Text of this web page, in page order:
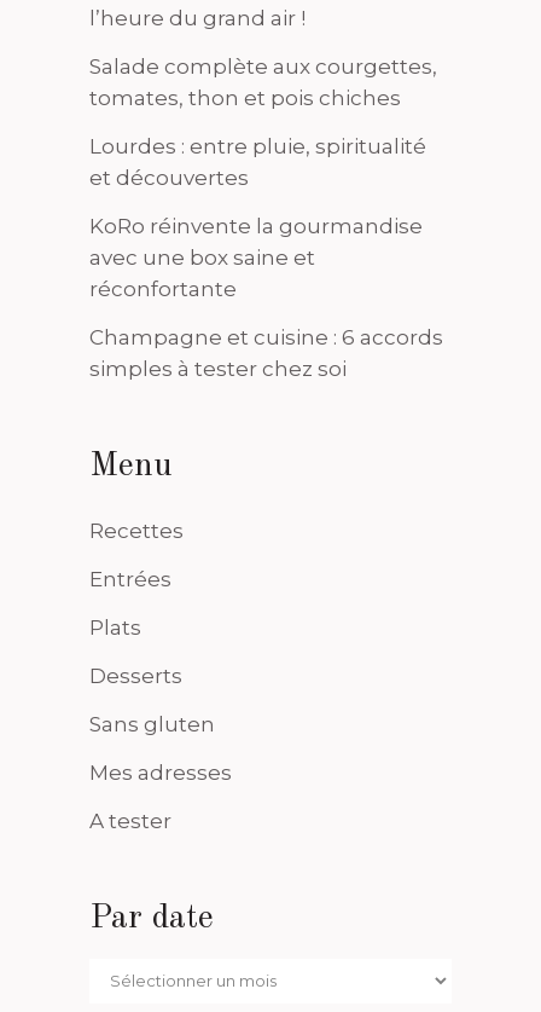
l’heure du grand air !
Salade complète aux courgettes,
tomates, thon et pois chiches
Lourdes : entre pluie, spiritualité
et découvertes
KoRo réinvente la gourmandise
avec une box saine et
réconfortante
Champagne et cuisine : 6 accords
simples à tester chez soi
Menu
Recettes
Entrées
Plats
Desserts
Sans gluten
Mes adresses
A tester
Par date
Par